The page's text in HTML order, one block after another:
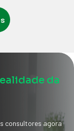
da
consultores agora